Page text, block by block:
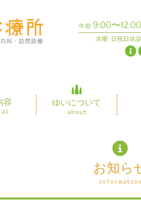
午前 9:00〜12:00
水曜･日祝日休
容 ゆいについて
about
お知ら
information